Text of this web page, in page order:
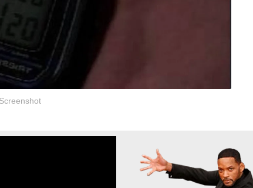
Screenshot